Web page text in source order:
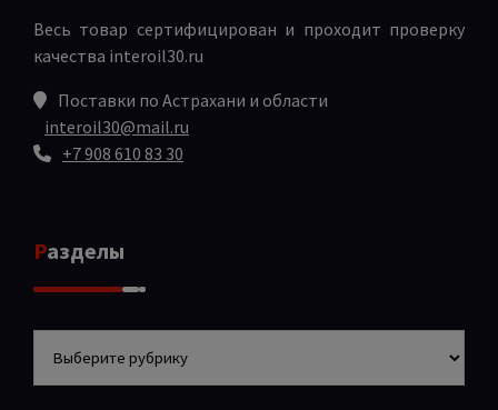
Весь товар сертифицирован и проходит проверку
качества interoil30.ru
Поставки по Астрахани и области
interoil30@mail.ru
+7 908 610 83 30
Разделы